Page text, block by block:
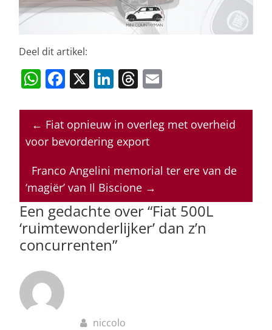
Deel dit artikel:
W
at
s
p
p
F
c
e
o
o
k
X Li
k
e
dI
n
T
re
a
s
ai
l
← Fiat opnieuw in overleg met overheid
voor bevordering export
Franco Angelini memorial ter ere van de
‘magiër’ van Il Biscione →
Een gedachte over “Fiat 500L
‘ruimtewonderlijker’ dan z’n
concurrenten”
niccolo